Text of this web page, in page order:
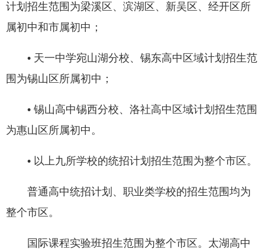
计划招生范围为梁溪区、滨湖区、新吴区、经开区所
属初中和市属初中；
• 天一中学宛山湖分校、锡东高中区域计划招生范
围为锡山区所属初中；
• 锡山高中锡西分校、洛社高中区域计划招生范围
为惠山区所属初中。
• 以上九所学校的统招计划招生范围为整个市区。
普通高中统招计划、职业类学校的招生范围均为
整个市区。
国际课程实验班招生范围为整个市区。太湖高中